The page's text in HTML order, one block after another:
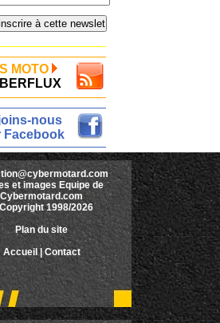
MOTO
nous
Facebook
et images Equipe de
Cybermotard.com
1998/2026
Plan du site
Accueil |Contact